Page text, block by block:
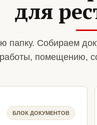
для
папку. Собираем
помещению,
БЛОК ДОКУМЕНТОВ